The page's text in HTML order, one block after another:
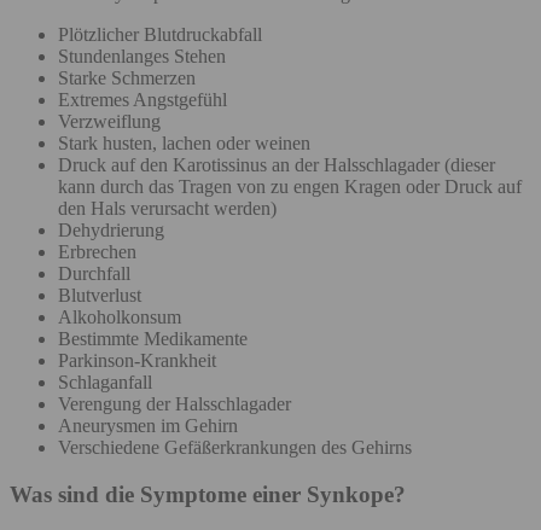
Plötzlicher Blutdruckabfall
Stundenlanges Stehen
Starke Schmerzen
Extremes Angstgefühl
Verzweiflung
Stark husten, lachen oder weinen
Druck auf den Karotissinus an der Halsschlagader (dieser
kann durch das Tragen von zu engen Kragen oder Druck auf
den Hals verursacht werden)
Dehydrierung
Erbrechen
Durchfall
Blutverlust
Alkoholkonsum
Bestimmte Medikamente
Parkinson-Krankheit
Schlaganfall
Verengung der Halsschlagader
Aneurysmen im Gehirn
Verschiedene Gefäßerkrankungen des Gehirns
Was sind die Symptome einer Synkope?